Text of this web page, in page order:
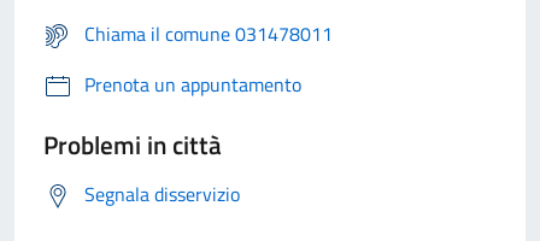
Chiama il comune 031478011
Prenota un appuntamento
Problemi in città
Segnala disservizio